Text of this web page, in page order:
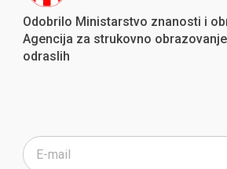
Odobrilo Ministarstvo znanosti i
Agencija za strukovno
odraslih